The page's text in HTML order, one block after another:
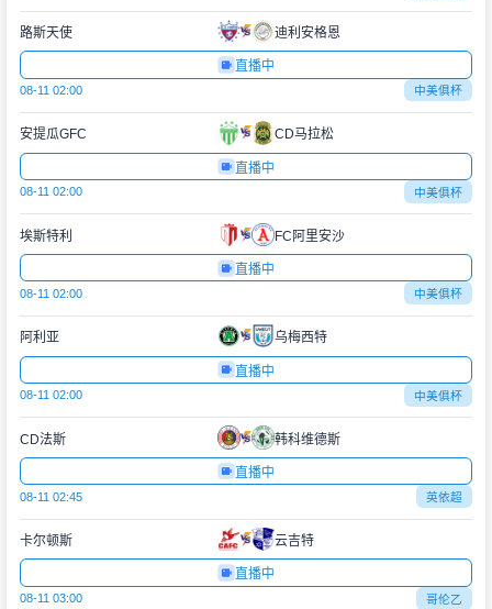
路斯天使 迪利安格恩
直播中
08-11 02:00 中美俱杯
安提瓜GFC CD马拉松
直播中
08-11 02:00 中美俱杯
埃斯特利 FC阿里安沙
直播中
08-11 02:00 中美俱杯
阿利亚 乌梅西特
直播中
08-11 02:00 中美俱杯
CD法斯 韩科维德斯
直播中
08-11 02:45 英依超
卡尔顿斯 云吉特
直播中
08-11 03:00 哥伦乙